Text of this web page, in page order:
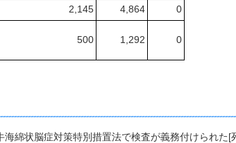
2,145 4,864
0
500 1,292 0
綿状脳症対策特別措置法で検査が義務付けられた